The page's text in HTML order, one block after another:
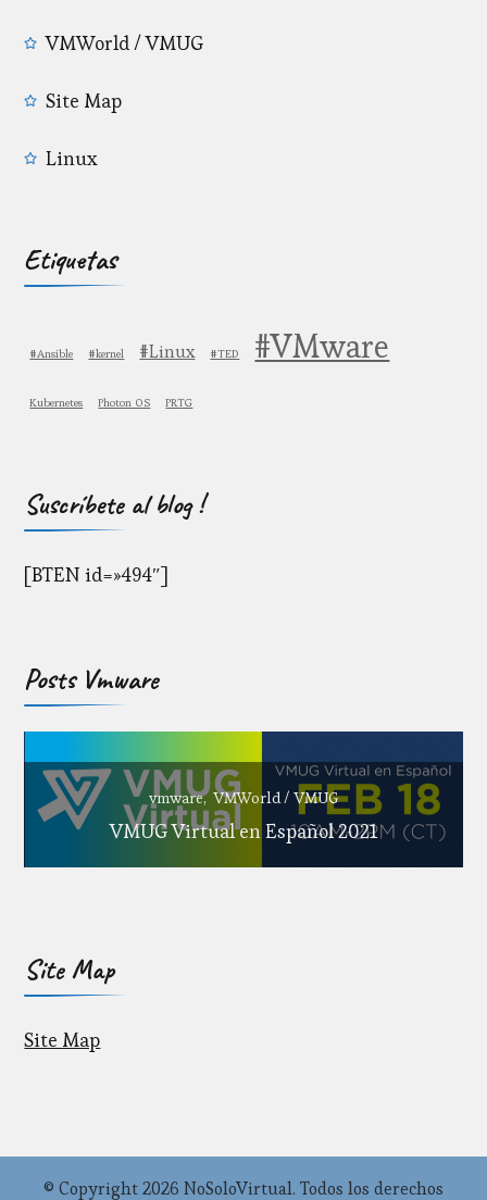
VMWorld / VMUG
Site Map
Linux
Etiquetas
#Ansible #kernel #Linux #TED #VMware
Kubernetes Photon OS PRTG
Suscríbete al blog !
[BTEN id=»494″]
Posts Vmware
vmware VMWorld / VMUG
VMUG Virtual en Español 2021
Site Map
Site Map
© Copyright 2026 NoSoloVirtual. Todos los derechos